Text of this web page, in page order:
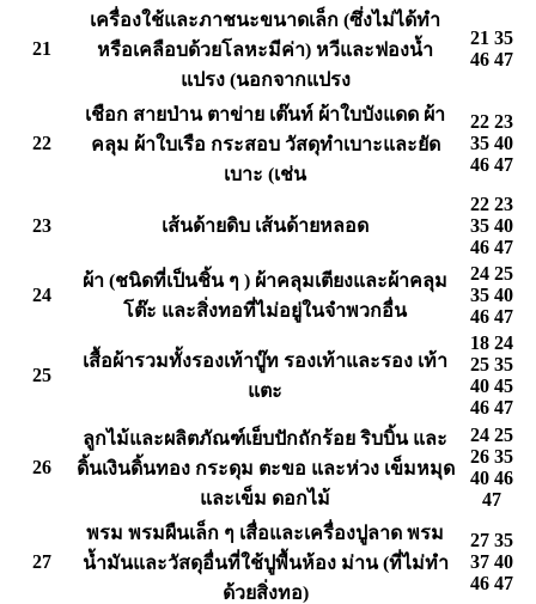
21
เครื่องใช้และภาชนะขนาดเล็ก (ซึ่งไม่ได้ทำ
หรือเคลือบด้วยโลหะมีค่า) หวีและฟองน้ำ
แปรง (นอกจากแปรง
21 35
46 47
22
เชือก สายป่าน ตาข่าย เต๊นท์ ผ้าใบบังแดด ผ้า
คลุม ผ้าใบเรือ กระสอบ วัสดุทำเบาะและยัด
เบาะ (เช่น
22 23
35 40
46 47
23 เส้นด้ายดิบ เส้นด้ายหลอด
22 23
35 40
46 47
24
ผ้า (ชนิดที่เป็นชิ้น ๆ ) ผ้าคลุมเตียงและผ้าคลุม
โต๊ะ และสิ่งทอที่ไม่อยู่ในจำพวกอื่น
24 25
35 40
46 47
25
เสื้อผ้ารวมทั้งรองเท้าบู๊ท รองเท้าและรอง เท้า
แตะ
18 24
25 35
40 45
46 47
26
ลูกไม้และผลิตภัณฑ์เย็บปักถักร้อย ริบบิ้น และ
ดิ้นเงินดิ้นทอง กระดุม ตะขอ และห่วง เข็มหมุด
และเข็ม ดอกไม้
24 25
26 35
40 46
47
27
พรม พรมผืนเล็ก ๆ เสื่อและเครื่องปูลาด พรม
น้ำมันและวัสดุอื่นที่ใช้ปูพื้นห้อง ม่าน (ที่ไม่ทำ
ด้วยสิ่งทอ)
27 35
37 40
46 47